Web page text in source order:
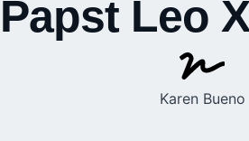
Papst Leo
Karen Bueno